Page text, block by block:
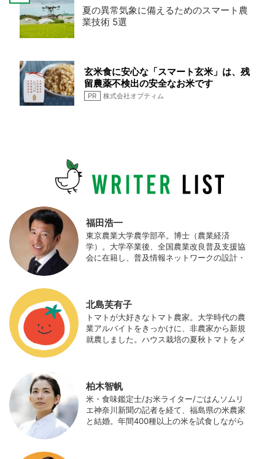
夏の異常気象に備えるためのスマート農
業技術 5選
玄米食に安心な「スマート玄米」は、残
留農薬不検出の安全なお米です
PR 株式会社オプティム
福田浩一
東京農業大学農学部卒。博士（農業経済
学）。大学卒業後、全国農業改良普及支援協
会に在籍し、普及情報ネットワークの設計・
の実証試験や農産物輸出などに関わった。主
にスマート農業の実証試験やコンサルなどに
携わっている。 HP：http://www.ijas.co.jp/
北島芙有子
トマトが大好きなトマト農家。大学時代の農
業アルバイトをきっかけに、非農家から新規
就農しました。ハウス栽培の夏秋トマトをメ
柏木智帆
米・食味鑑定士/お米ライター/ごはんソムリ
エ神奈川新聞の記者を経て、福島県の米農家
と結婚。年間400種以上の米を試食しながら